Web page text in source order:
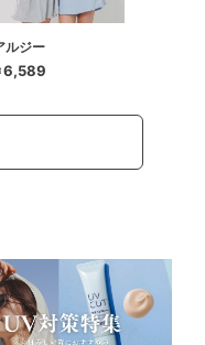
ルジー
6,589